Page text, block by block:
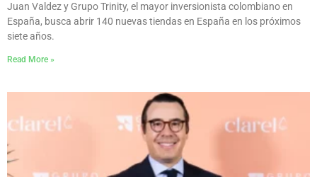
Juan Valdez y Grupo Trinity, el mayor inversionista colombiano en
España, busca abrir 140 nuevas tiendas en España en los próximos
siete años.
Read More »